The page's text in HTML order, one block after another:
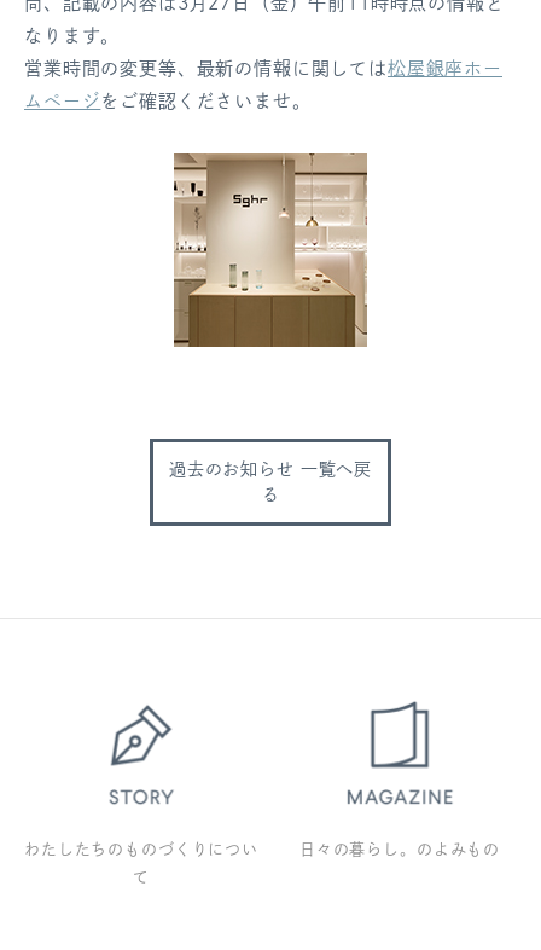
なります。
営業時間の変更等、最新の情報に関しては松屋銀座ホー
ムページ をご確認くださいませ。
過去のお知らせ 一覧へ戻
る
わたしたちのものづくりについ
て
日々の暮らし。のよみもの